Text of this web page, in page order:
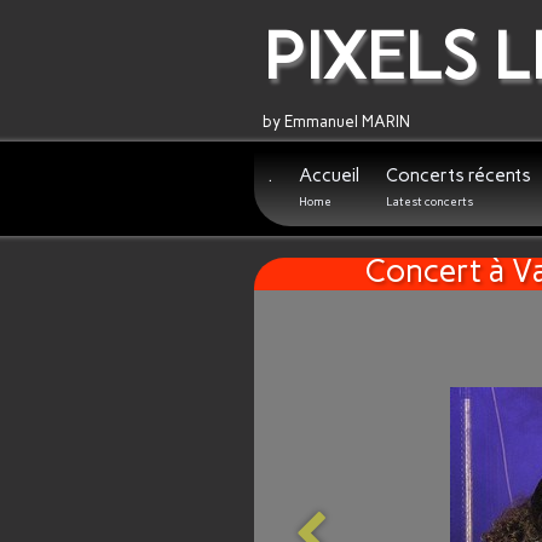
PIXELS
by Emmanuel MARIN
. Accueil
Home
Concerts récents
Latest concerts
Concert à